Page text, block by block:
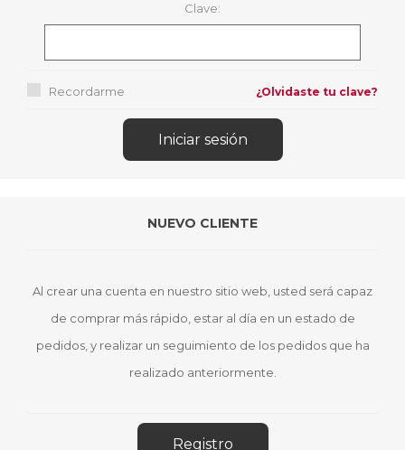
Clave:
Recordarme ¿Olvidaste tu clave?
NUEVO CLIENTE
Al crear una cuenta en nuestro sitio web, usted será capaz
de comprar más rápido, estar al día en un estado de
pedidos, y realizar un seguimiento de los pedidos que ha
realizado anteriormente.